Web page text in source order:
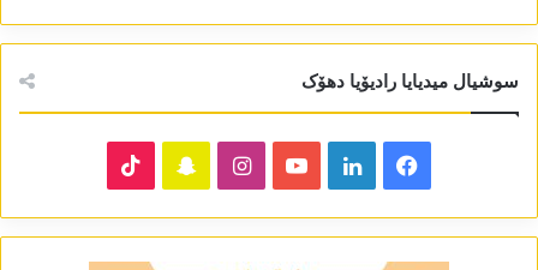
سوشیال میدیایا رادیۆیا دھۆک
Facebook
LinkedIn
YouTube
Instagram
Snapchat